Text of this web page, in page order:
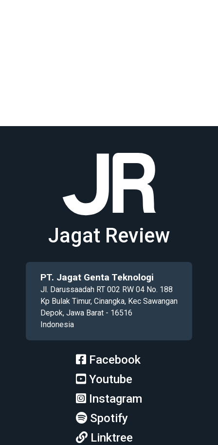
Jagat Review
PT. Jagat Genta Teknologi
Jl. Darussaadah RT 002 RW 04 No. 188
Kp Bulak Timur, Cinangka, Kec Sawangan
Depok, Jawa Barat - 16516
Indonesia
Facebook
Youtube
Instagram
Spotify
Linktree